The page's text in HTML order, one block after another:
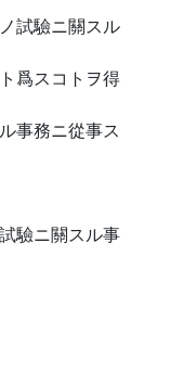
試驗ニ關スル
爲スコトヲ得
事務ニ從事ス
驗ニ關スル事